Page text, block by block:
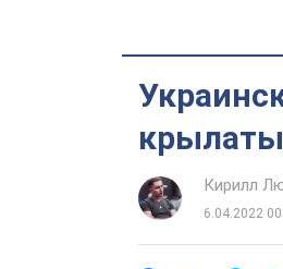
Кирилл
6.04.2022